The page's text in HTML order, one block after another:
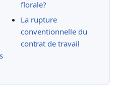
florale?
La rupture
conventionnelle du
contrat de travail